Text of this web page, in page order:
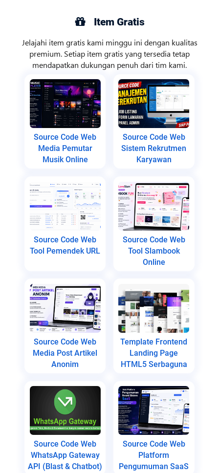
Item Gratis
Jelajahi item gratis kami minggu ini dengan kualitas
premium. Setiap item gratis yang tersedia tetap
mendapatkan dukungan penuh dari tim kami.
Source Code Web
Media Pemutar
Musik Online
Source Code Web
Sistem Rekrutmen
Karyawan
Source Code Web
Tool Pemendek URL
Source Code Web
Tool Slambook
Online
Source Code Web
Media Post Artikel
Anonim
Template Frontend
Landing Page
HTML5 Serbaguna
Source Code Web
WhatsApp Gateway
API (Blast & Chatbot)
Source Code Web
Platform
Pengumuman SaaS